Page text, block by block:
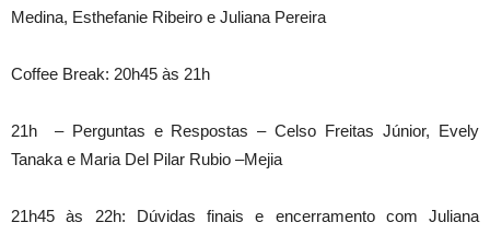
Medina, Esthefanie Ribeiro e Juliana Pereira
Coffee Break: 20h45 às 21h
21h – Perguntas e Respostas – Celso Freitas Júnior, Evely
Tanaka e Maria Del Pilar Rubio –Mejia
21h45 às 22h: Dúvidas finais e encerramento com Juliana